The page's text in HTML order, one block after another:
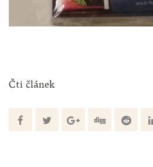
Čti článek